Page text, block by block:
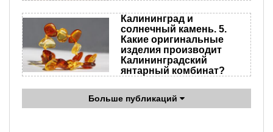
Калининград и
солнечный камень. 5.
Какие оригинальные
изделия производит
Калининградский
янтарный комбинат?
Больше публикаций